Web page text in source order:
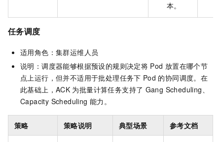
本。
任务调度
适用角色：集群运维人员
说明：调度器能够根据预设的规则决定将 Pod 放置在哪个节
点上运行，但并不适用于批处理任务下 Pod 的协同调度。在
此基础上，ACK 为批量计算任务支持了 Gang Scheduling、
Capacity Scheduling 能力。
策略 策略说明 典型场景 参考文档